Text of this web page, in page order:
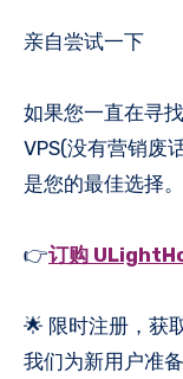
亲自尝试一下
如果您一直在寻
VPS(没有营销废
是您的最佳选择。
👉订购
🌟 限时注册，获
我们为新用户准